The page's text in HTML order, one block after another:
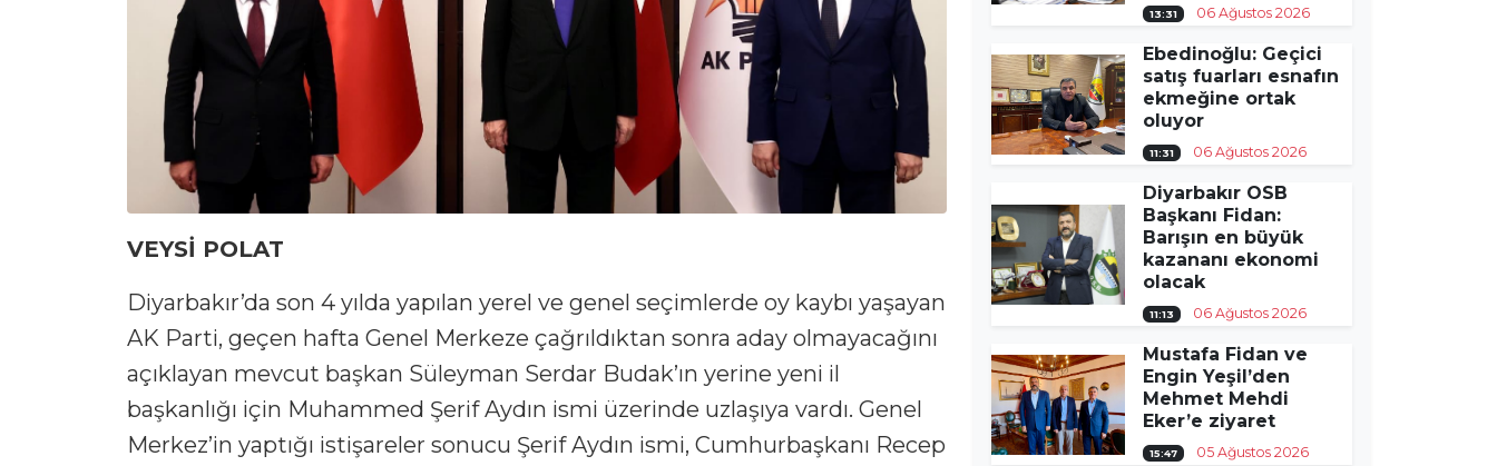
VEYSİ POLAT
Diyarbakır’da son 4 yılda yapılan yerel ve genel seçimlerde oy kaybı yaşayan
AK Parti, geçen hafta Genel Merkeze çağrıldıktan sonra aday olmayacağını
açıklayan mevcut başkan Süleyman Serdar Budak’ın yerine yeni il
başkanlığı için Muhammed Şerif Aydın ismi üzerinde uzlaşıya vardı. Genel
Merkez’in yaptığı istişareler sonucu Şerif Aydın ismi, Cumhurbaşkanı Recep
13:31 06 Ağustos 2026
Ebedinoğlu: Geçici
satış fuarları esnafın
ekmeğine ortak
oluyor
11:31 06 Ağustos 2026
Diyarbakır OSB
Başkanı Fidan:
Barışın en büyük
kazananı ekonomi
olacak
11:13 06 Ağustos 2026
Mustafa Fidan ve
Engin Yeşil’den
Mehmet Mehdi
Eker’e ziyaret
15:47 05 Ağustos 2026